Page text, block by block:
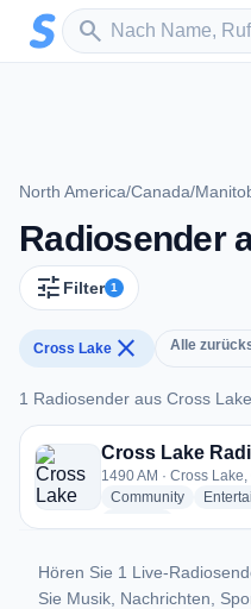
Zum Hauptinhalt springen
search
Sender suchen
North America/Canada/
Radiosender
tune Filter 1
Cross Lake close Alle
1 Radiosender aus Cross Lake
1 Radiosender aus Cross
Cross Lake
1490 AM · Cross
Communityradio
Hören Sie 1 Live-
Sie Musik, Nachrichten,